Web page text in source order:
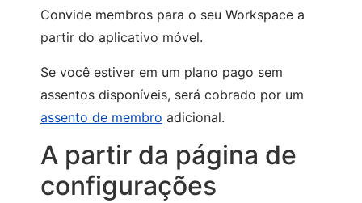
Convide membros para o seu Workspace a
partir do aplicativo móvel.
Se você estiver em um plano pago sem
assentos disponíveis, será cobrado por um
assento de membro adicional.
A partir da página de
configurações